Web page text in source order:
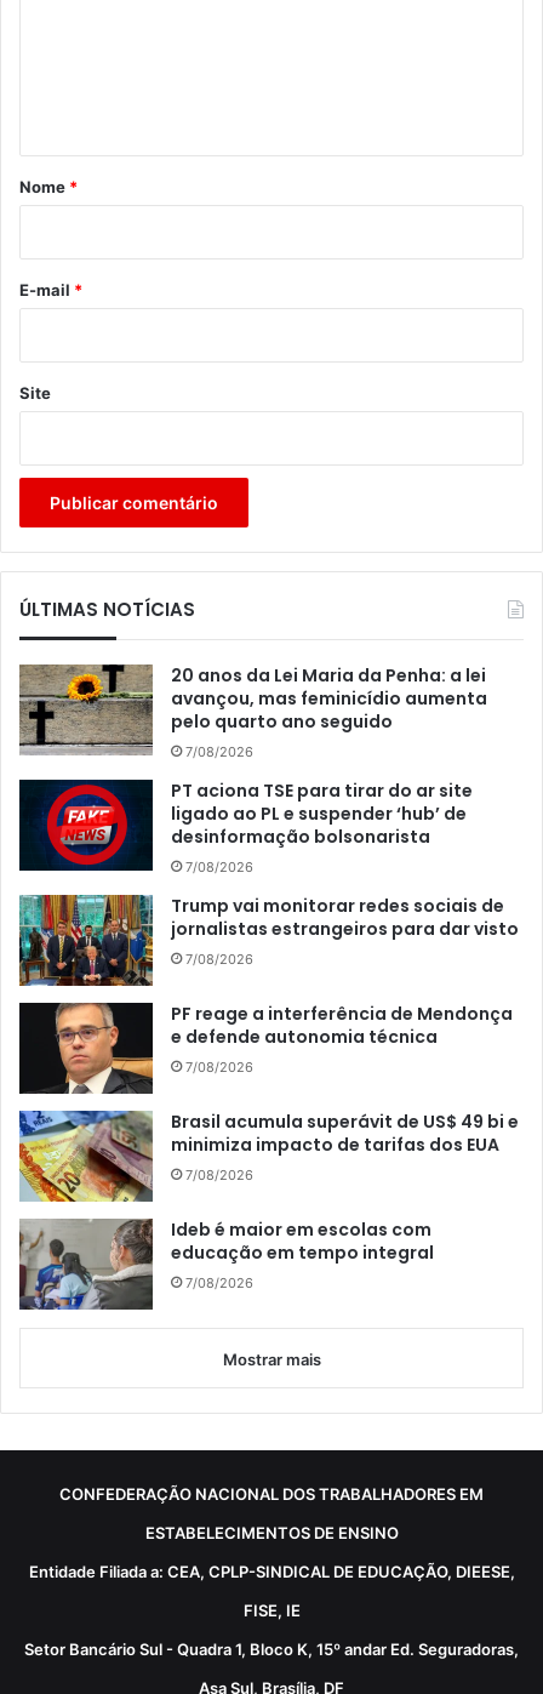
r
*
Nome *
E-mail *
Site
ÚLTIMAS NOTÍCIAS
20 anos da Lei Maria da Penha: a lei
avançou, mas feminicídio aumenta
pelo quarto ano seguido
7/08/2026
PT aciona TSE para tirar do ar site
ligado ao PL e suspender ‘hub’ de
desinformação bolsonarista
7/08/2026
Trump vai monitorar redes sociais de
jornalistas estrangeiros para dar visto
7/08/2026
PF reage a interferência de Mendonça
e defende autonomia técnica
7/08/2026
Brasil acumula superávit de US$ 49 bi e
minimiza impacto de tarifas dos EUA
7/08/2026
Ideb é maior em escolas com
educação em tempo integral
7/08/2026
Mostrar mais
CONFEDERAÇÃO NACIONAL DOS TRABALHADORES EM
ESTABELECIMENTOS DE ENSINO
Entidade Filiada a: CEA, CPLP-SINDICAL DE EDUCAÇÃO, DIEESE,
FISE, IE
Setor Bancário Sul - Quadra 1, Bloco K, 15º andar Ed. Seguradoras,
Asa Sul, Brasília, DF